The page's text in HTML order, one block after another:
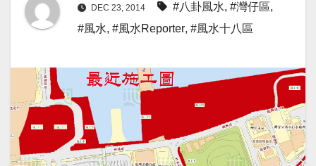
DEC 23, 2014 #八卦風水, #灣仔區,
#風水, #風水Reporter, #風水十八區